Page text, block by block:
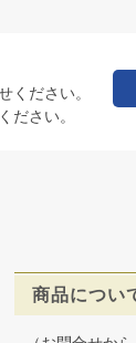
ください。
ださい。
商品につい